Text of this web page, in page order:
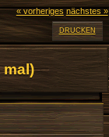
« vorheriges nächstes »
DRUCKEN